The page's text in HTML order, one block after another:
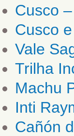
Cusco
Cusco
Vale
Trilha
Machu
Inti
Cañón